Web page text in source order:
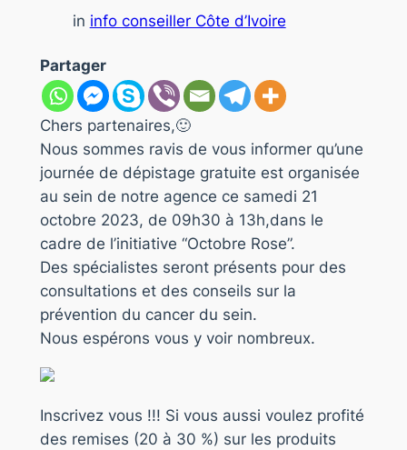
in info conseiller Côte d’Ivoire
Partager
Chers partenaires,🙂
Nous sommes ravis de vous informer qu’une
journée de dépistage gratuite est organisée
au sein de notre agence ce samedi 21
octobre 2023, de 09h30 à 13h,dans le
cadre de l’initiative “Octobre Rose”.
Des spécialistes seront présents pour des
consultations et des conseils sur la
prévention du cancer du sein.
Nous espérons vous y voir nombreux.
Inscrivez vous !!! Si vous aussi voulez profité
des remises (20 à 30 %) sur les produits